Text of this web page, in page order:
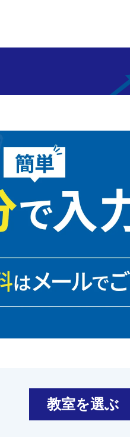
教室を選ぶ